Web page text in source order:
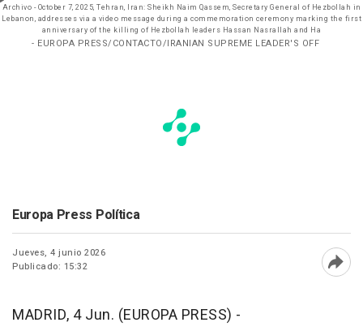
Archivo - October 7, 2025, Tehran, Iran: Sheikh Naim Qassem, Secretary General of Hezbollah in
Lebanon, addresses via a video message during a commemoration ceremony marking the first
anniversary of the killing of Hezbollah leaders Hassan Nasrallah and Ha
- EUROPA PRESS/CONTACTO/IRANIAN SUPREME LEADER'S OFF
Europa Press Política
Jueves, 4 junio 2026
Publicado: 15:32
MADRID, 4 Jun. (EUROPA PRESS) -